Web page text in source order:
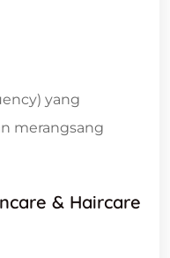
yang
merangsang
& Haircare